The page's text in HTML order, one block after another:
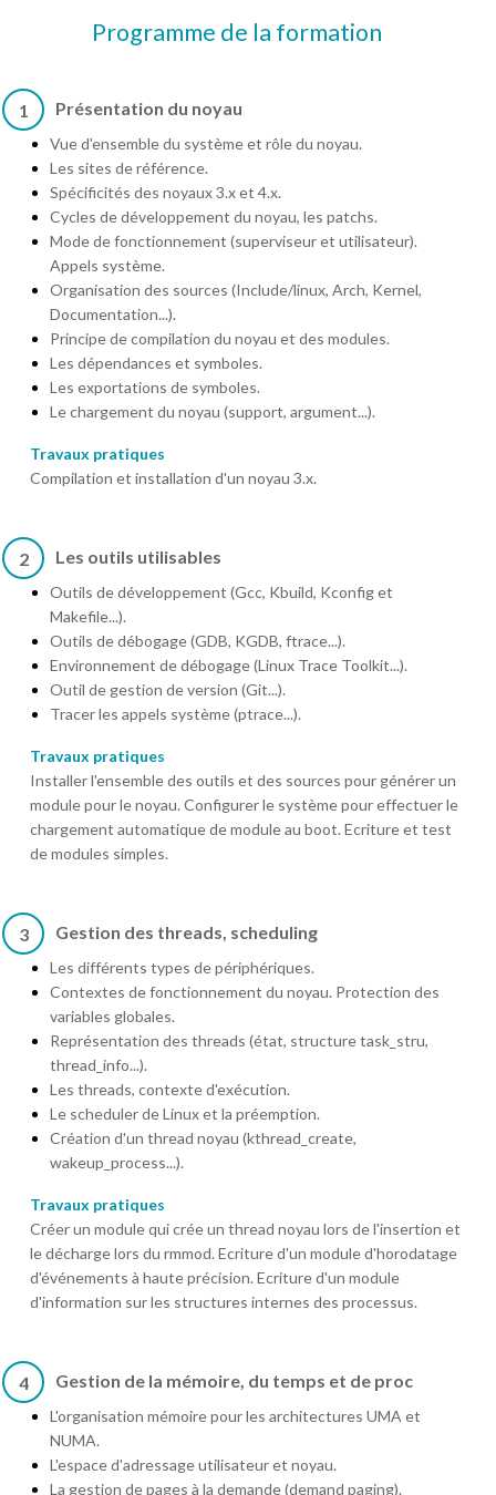
Programme de la formation
1 Présentation du noyau
Vue d'ensemble du système et rôle du noyau.
Les sites de référence.
Spécificités des noyaux 3.x et 4.x.
Cycles de développement du noyau, les patchs.
Mode de fonctionnement (superviseur et utilisateur).
Appels système.
Organisation des sources (Include/linux, Arch, Kernel,
Documentation...).
Principe de compilation du noyau et des modules.
Les dépendances et symboles.
Les exportations de symboles.
Le chargement du noyau (support, argument...).
Travaux pratiques
Compilation et installation d'un noyau 3.x.
2 Les outils utilisables
Outils de développement (Gcc, Kbuild, Kconfig et
Makefile...).
Outils de débogage (GDB, KGDB, ftrace...).
Environnement de débogage (Linux Trace Toolkit...).
Outil de gestion de version (Git...).
Tracer les appels système (ptrace...).
Travaux pratiques
Installer l'ensemble des outils et des sources pour générer un
module pour le noyau. Configurer le système pour effectuer le
chargement automatique de module au boot. Ecriture et test
de modules simples.
3 Gestion des threads, scheduling
Les différents types de périphériques.
Contextes de fonctionnement du noyau. Protection des
variables globales.
Représentation des threads (état, structure task_stru,
thread_info...).
Les threads, contexte d'exécution.
Le scheduler de Linux et la préemption.
Création d'un thread noyau (kthread_create,
wakeup_process...).
Travaux pratiques
Créer un module qui crée un thread noyau lors de l'insertion et
le décharge lors du rmmod. Ecriture d'un module d'horodatage
d'événements à haute précision. Ecriture d'un module
d'information sur les structures internes des processus.
4 Gestion de la mémoire, du temps et de proc
L'organisation mémoire pour les architectures UMA et
NUMA.
L'espace d'adressage utilisateur et noyau.
La gestion de pages à la demande (demand paging).